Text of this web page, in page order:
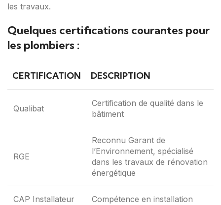
les travaux.
Quelques certifications courantes pour
les plombiers :
CERTIFICATION DESCRIPTION
Qualibat
Certification de qualité dans le
bâtiment
RGE
Reconnu Garant de
l’Environnement, spécialisé
dans les travaux de rénovation
énergétique
CAP Installateur Compétence en installation